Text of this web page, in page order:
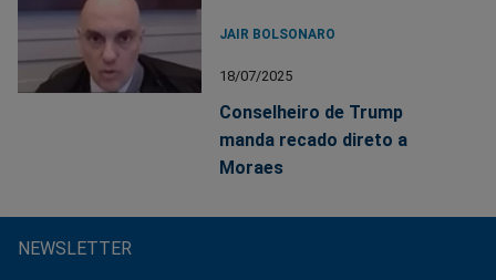
JAIR BOLSONARO
18/07/2025
Conselheiro de Trump
manda recado direto a
Moraes
NEWSLETTER